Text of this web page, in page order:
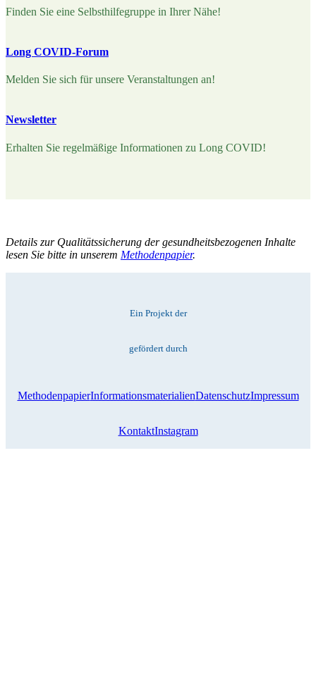
Finden Sie eine Selbsthilfegruppe in Ihrer Nähe!
Long COVID-Forum
Melden Sie sich für unsere Veranstaltungen an!
Newsletter
Erhalten Sie regelmäßige Informationen zu Long COVID!
Details zur Qualitätssicherung der gesundheitsbezogenen Inhalte
lesen Sie bitte in unserem Methodenpapier.
Ein Projekt der
gefördert durch
MethodenpapierInformationsmaterialienDatenschutzImpressum
KontaktInstagram